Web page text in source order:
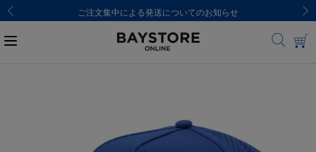
ご注文集中による発送についてのお知らせ